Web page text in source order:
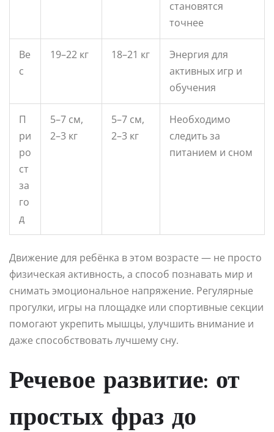
становятся
точнее
Ве
с
19–22 кг 18–21 кг
Энергия для
активных игр и
обучения
П
ри
ро
ст
за
го
д
5–7 см,
2–3 кг
5–7 см,
2–3 кг
Необходимо
следить за
питанием и сном
Движение для ребёнка в этом возрасте — не просто
физическая активность, а способ познавать мир и
снимать эмоциональное напряжение. Регулярные
прогулки, игры на площадке или спортивные секции
помогают укрепить мышцы, улучшить внимание и
даже способствовать лучшему сну.
Речевое развитие: от
простых фраз до